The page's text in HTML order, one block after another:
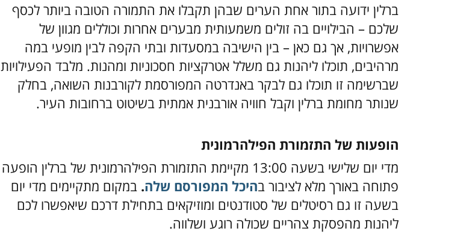
ברלין ידועה בתור אחת הערים שבהן תקבלו את התמורה הטובה ביותר לכסף
שלכם – הבילויים בה זולים משמעותית מבערים אחרות וכוללים מגוון של
אפשרויות, אך גם כאן – בין הישיבה במסעדות ובתי הקפה לבין מופעי במה
מרהיבים, תוכלו ליהנות גם משלל אטרקציות חסכוניות ומהנות. מלבד הפעילויות
שברשימה זו תוכלו גם לבקר באנדרטה המפורסמת לקורבנות השואה, בחלק
שנותר מחומת ברלין וקבל חוויה אורבנית אמתית בשיטוט ברחובות העיר.
הופעות של התזמורת הפילהרמונית
מדי יום שלישי בשעה 13:00 מקיימת התזמורת הפילהרמונית של ברלין הופעה
פתוחה באורך מלא לציבור בהיכל המפורסם שלה. במקום מתקיימים מדי יום
בשעה זו גם רסיטלים של סטודנטים ומוזיקאים בתחילת דרכם שיאפשרו לכם
ליהנות מהפסקת צהריים שכולה רוגע ושלווה.